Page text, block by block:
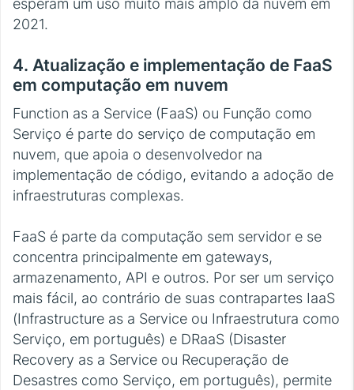
2021.
4. Atualização e implementação de FaaS
em computação em nuvem
Function as a Service (FaaS) ou Função como
Serviço é parte do serviço de computação em
nuvem, que apoia o desenvolvedor na
implementação de código, evitando a adoção de
infraestruturas complexas.
FaaS é parte da computação sem servidor e se
concentra principalmente em gateways,
armazenamento, API e outros. Por ser um serviço
mais fácil, ao contrário de suas contrapartes IaaS
(Infrastructure as a Service ou Infraestrutura como
Serviço, em português) e DRaaS (Disaster
Recovery as a Service ou Recuperação de
Desastres como Serviço, em português), permite